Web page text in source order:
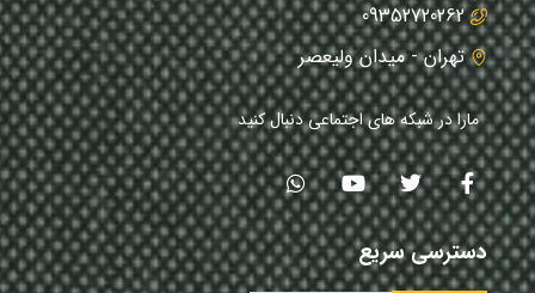
09352720262
تهران - میدان ولیعصر
مارا در شبکه های اجتماعی دنبال کنید
دسترسی سریع